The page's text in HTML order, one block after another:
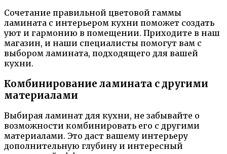
Сочетание правильной цветовой гаммы
ламината с интерьером кухни поможет создать
уют и гармонию в помещении. Приходите в наш
магазин, и наши специалисты помогут вам с
выбором ламината, подходящего для вашей
кухни.
Комбинирование ламината с другими
материалами
Выбирая ламинат для кухни, не забывайте о
возможности комбинировать его с другими
материалами. Это даст вашему интерьеру
дополнительную глубину и интересный